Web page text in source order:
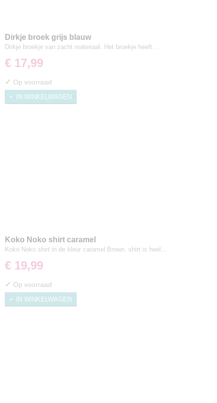
Dirkje broek grijs blauw
Dirkje broekje van zacht materiaal. Het broekje heeft…
€ 17,99
✓ Op voorraad
IN WINKELWAGEN
Koko Noko shirt caramel
Koko Noko shirt in de kleur caramel Brown. shirt is heel…
€ 19,99
✓ Op voorraad
IN WINKELWAGEN